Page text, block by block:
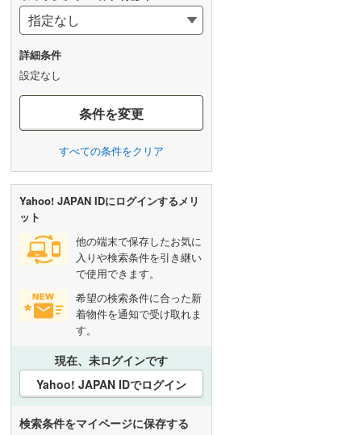
詳細条件
設定なし
条件を変更
すべての条件をクリア
Yahoo! JAPAN IDにログインするメリ
ット
他の端末で保存したお気に
入りや検索条件を引き継い
で使用できます。
希望の検索条件に合った新
着物件を通知で受け取れま
す。
現在、未ログインです
Yahoo! JAPAN IDでログイン
検索条件をマイページに保存する